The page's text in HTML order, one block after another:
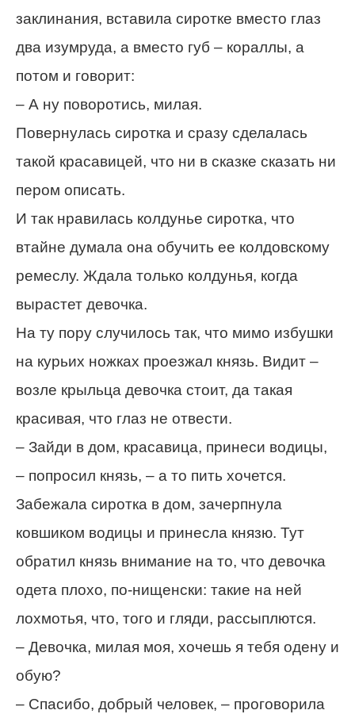
заклинания, вставила сиротке вместо глаз
два изумруда, а вместо губ – кораллы, а
потом и говорит:
– А ну поворотись, милая.
Повернулась сиротка и сразу сделалась
такой красавицей, что ни в сказке сказать ни
пером описать.
И так нравилась колдунье сиротка, что
втайне думала она обучить ее колдовскому
ремеслу. Ждала только колдунья, когда
вырастет девочка.
На ту пору случилось так, что мимо избушки
на курьих ножках проезжал князь. Видит –
возле крыльца девочка стоит, да такая
красивая, что глаз не отвести.
– Зайди в дом, красавица, принеси водицы,
– попросил князь, – а то пить хочется.
Забежала сиротка в дом, зачерпнула
ковшиком водицы и принесла князю. Тут
обратил князь внимание на то, что девочка
одета плохо, по-нищенски: такие на ней
лохмотья, что, того и гляди, рассыплются.
– Девочка, милая моя, хочешь я тебя одену и
обую?
– Спасибо, добрый человек, – проговорила